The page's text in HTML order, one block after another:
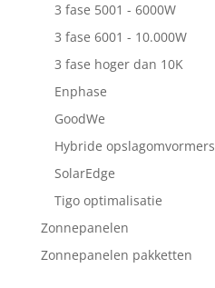
3 fase 5001 - 6000W
3 fase 6001 - 10.000W
3 fase hoger dan 10K
Enphase
GoodWe
Hybride opslagomvormers
SolarEdge
Tigo optimalisatie
Zonnepanelen
Zonnepanelen pakketten